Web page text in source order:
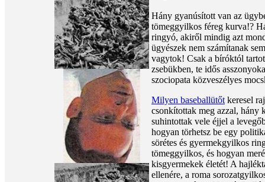
Hány gyanúsított van az
tömeggyilkos féreg kurva!?
ringyó, akiről mindig azt
ügyészek nem számítanak
vagytok! Csak a bíróktól
zsebükben, te idős
szociopata közveszélyes
Milyen baseballütőt keresel
csonkítottak meg azzal, hány
suhintottak vele éjjel a
hogyan törhetsz be egy
sörétes és gyermekgyilkos
tömeggyilkos, és hogyan
kisgyermekek életét! A
ellenére, a roma